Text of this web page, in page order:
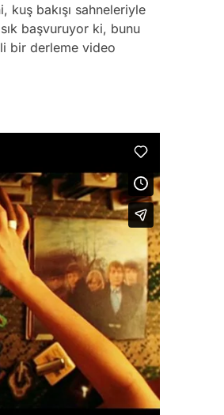
kuş bakışı sahneleriyle
başvuruyor ki, bunu
bir derleme video